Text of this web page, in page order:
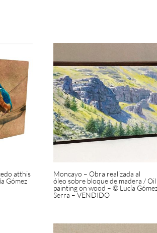
atthis
Gómez
Moncayo – Obra realizada al
óleo sobre bloque de madera / Oil
painting on wood – © Lucía
Serra – VENDIDO